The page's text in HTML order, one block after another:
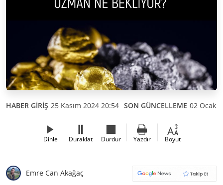
HABER GİRİŞ 25 Kasım 2024 20:54 SON GÜNCELLEME 02 Ocak
Dinle Duraklat Durdur Yazdır Boyut
Emre Can Akağaç